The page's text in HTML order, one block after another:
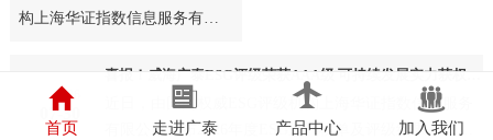
构上海华证指数信息服务有限
单及评级结果，威海广泰成
功…
2026
07-30
近日，由国内权威ESG评级机构上海华证指数信息服务
有限公司发布2026年度ESG系列榜单及评级结果，威海
首页 走进广泰 产品中心 加入我们